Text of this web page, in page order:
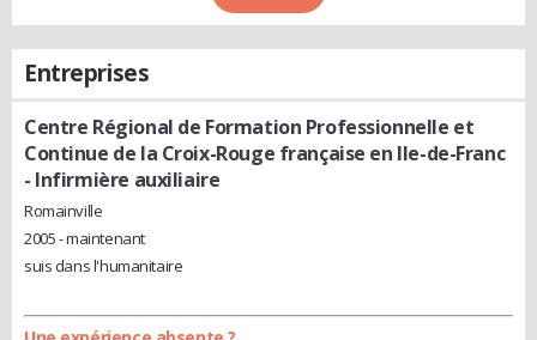
Entreprises
Centre Régional de Formation Professionnelle et
Continue de la Croix-Rouge française en Ile-de-Franc
- Infirmière auxiliaire
Romainville
2005 - maintenant
suis dans l'humanitaire